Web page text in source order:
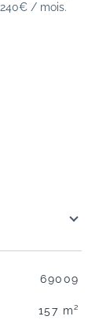
/ mois.
69009
157 m²